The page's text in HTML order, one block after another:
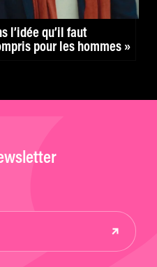
l’idée qu’il faut
pour les hommes »